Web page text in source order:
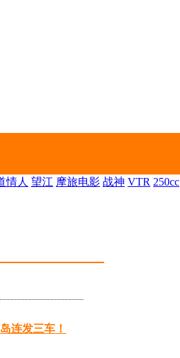
情人 望江 摩旅电影 战神 VTR 250cc
连发三车！